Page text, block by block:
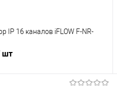
IP 16 каналов iFLOW F-NR-
шт